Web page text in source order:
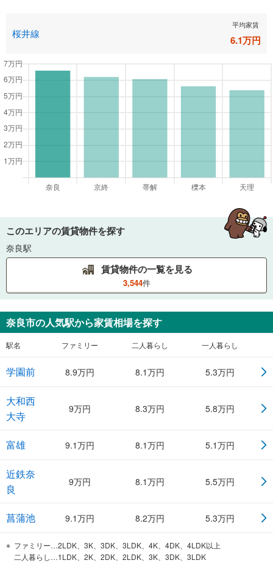
桜井線
平均家賃
6.1万円
このエリアの賃貸物件を探す
奈良駅
賃貸物件の一覧を見る
3,544件
奈良市の人気駅から家賃相場を探す
駅名 ファミリー 二人暮らし 一人暮らし
学園前 8.9万円 8.1万円 5.3万円
大和西
大寺
9万円 8.3万円 5.8万円
富雄 9.1万円 8.1万円 5.1万円
近鉄奈
良
9万円 8.1万円 5.5万円
菖蒲池 9.1万円 8.2万円 5.3万円
ファミリー…2LDK、3K、3DK、3LDK、4K、4DK、4LDK以上
二人暮らし…1LDK、2K、2DK、2LDK、3K、3DK、3LDK